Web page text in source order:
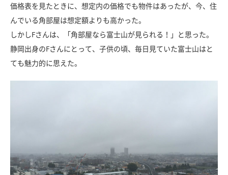
価格表を見たときに、想定内の価格でも物件はあったが、今、住
んでいる角部屋は想定額よりも高かった。
しかしFさんは、「角部屋なら富士山が見られる！」と思った。
静岡出身のFさんにとって、子供の頃、毎日見ていた富士山はと
ても魅力的に思えた。